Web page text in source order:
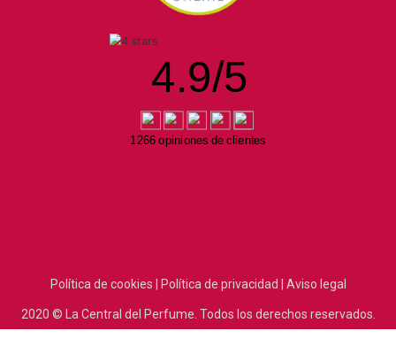
4.9/5
1266 opiniones de clientes
Política de cookies | Política de privacidad | Aviso legal
2020 © La Central del Perfume. Todos los derechos reservados.